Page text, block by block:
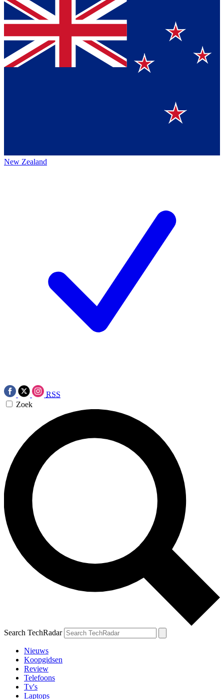
New Zealand
RSS
Zoek
Search TechRadar
Nieuws
Koopgidsen
Review
Telefoons
Tv's
Laptops